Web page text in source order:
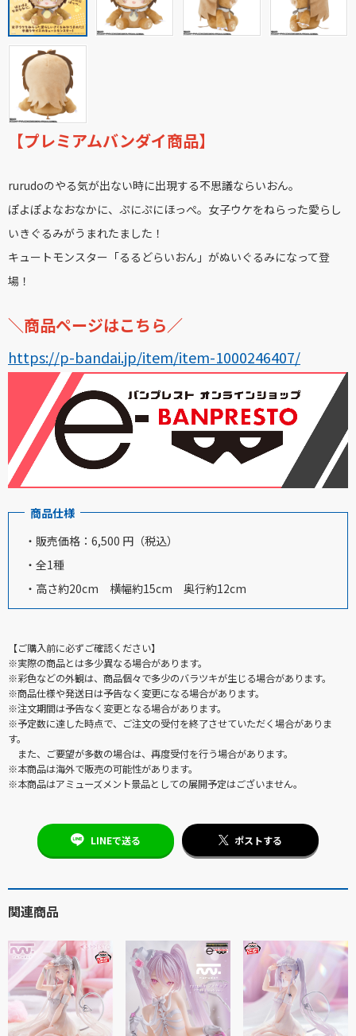
【プレミアムバンダイ商品】
rurudoのやる気が出ない時に出現する不思議ならいおん。
ぽよぽよなおなかに、ぷにぷにほっぺ。女子ウケをねらった愛らし
いきぐるみがうまれたました！
キュートモンスター「るるどらいおん」がぬいぐるみになって登
場！
＼商品ページはこちら／
https://p-bandai.jp/item/item-1000246407/
商品仕様
・販売価格：6,500 円（税込）
・全1種
・高さ約20cm 横幅約15cm 奥行約12cm
【ご購入前に必ずご確認ください】
※実際の商品とは多少異なる場合があります。
※彩色などの外観は、商品個々で多少のバラツキが生じる場合があります。
※商品仕様や発送日は予告なく変更になる場合があります。
※注文期間は予告なく変更となる場合があります。
※予定数に達した時点で、ご注文の受付を終了させていただく場合がありま
す。
また、ご要望が多数の場合は、再度受付を行う場合があります。
※本商品は海外で販売の可能性があります。
※本商品はアミューズメント景品としての展開予定はございません。
LINEで送る ポストする
関連商品